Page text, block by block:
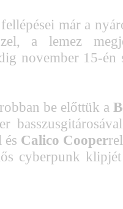
már a
a lemez
november 15-én
be előttük a
és Calico Cooper
cyberpunk